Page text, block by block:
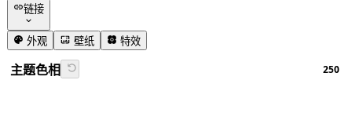
追番
番组计划
书签导航
链接
GitHub
Firefly文档
外观 壁纸 特效
主题色相 250